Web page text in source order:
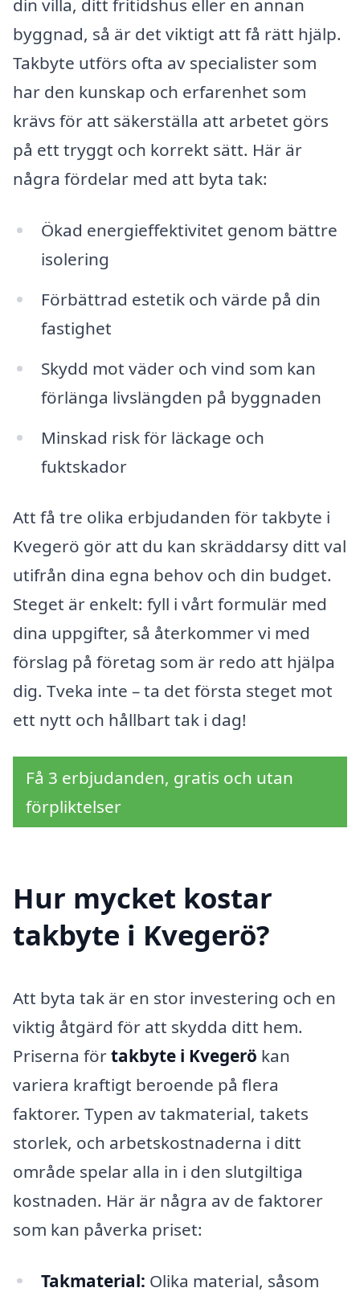
din villa, ditt fritidshus eller en annan
byggnad, så är det viktigt att få rätt hjälp.
Takbyte utförs ofta av specialister som
har den kunskap och erfarenhet som
krävs för att säkerställa att arbetet görs
på ett tryggt och korrekt sätt. Här är
några fördelar med att byta tak:
Ökad energieffektivitet genom bättre
isolering
Förbättrad estetik och värde på din
fastighet
Skydd mot väder och vind som kan
förlänga livslängden på byggnaden
Minskad risk för läckage och
fuktskador
Att få tre olika erbjudanden för takbyte i
Kvegerö gör att du kan skräddarsy ditt val
utifrån dina egna behov och din budget.
Steget är enkelt: fyll i vårt formulär med
dina uppgifter, så återkommer vi med
förslag på företag som är redo att hjälpa
dig. Tveka inte – ta det första steget mot
ett nytt och hållbart tak i dag!
Få 3 erbjudanden, gratis och utan
förpliktelser
Hur mycket kostar
takbyte i Kvegerö?
Att byta tak är en stor investering och en
viktig åtgärd för att skydda ditt hem.
Priserna förtakbyte i Kvegerö kan
variera kraftigt beroende på flera
faktorer. Typen av takmaterial, takets
storlek, och arbetskostnaderna i ditt
område spelar alla in i den slutgiltiga
kostnaden. Här är några av de faktorer
som kan påverka priset:
Takmaterial: Olika material, såsom